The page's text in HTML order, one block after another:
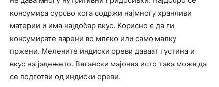
консумира сурово кога содржи најмногу хранливи
материи и има најдобар вкус. Корисно е да ги
консумирате варени во млеко или само малку
пржени. Мелените индиски ореви даваат густина и
вкус на јадењето. Вегански мајонез исто така може да
се подготви од индиски ореви.